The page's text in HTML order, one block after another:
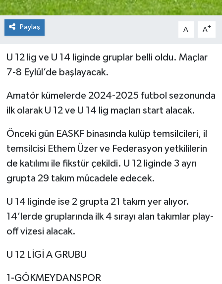
Paylaş A- A+
U 12 lig ve U 14 liginde gruplar belli oldu. Maçlar
7-8 Eylül’de başlayacak.
Amatör kümelerde 2024-2025 futbol sezonunda
ilk olarak U 12 ve U 14 lig maçları start alacak.
Önceki gün EASKF binasında kulüp temsilcileri, il
temsilcisi Ethem Üzer ve Federasyon yetkililerin
de katılımı ile fikstür çekildi. U 12 liginde 3 ayrı
grupta 29 takım mücadele edecek.
U 14 liginde ise 2 grupta 21 takım yer alıyor.
14’lerde gruplarında ilk 4 sırayı alan takımlar play-
off vizesi alacak.
U 12 LİGİ A GRUBU
1-GÖKMEYDANSPOR